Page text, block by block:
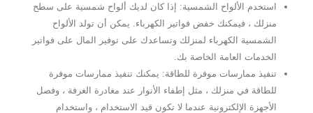
استخدم الألواح الشمسية: إذا كان لديك ألواح شمسية على سطح
منزلك ، فيمكنك خفض فواتير الكهرباء. يمكن أن تولد الألواح
الشمسية الكهرباء لمنزلك وتساعدك على توفير المال على فواتير
الخدمات العامة الخاصة بك.
تنفيذ ممارسات موفرة للطاقة: يمكنك تنفيذ ممارسات موفرة
للطاقة في منزلك ، مثل إطفاء الأنوار عند مغادرة الغرفة ، وفصل
الأجهزة الإلكترونية عندما لا تكون قيد الاستخدام ، واستخدام